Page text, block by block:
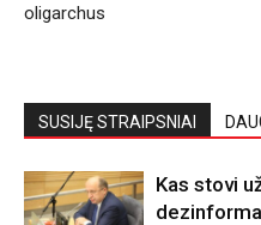
oligarchus
SUSIJĘ STRAIPSNIAI
Kas stovi